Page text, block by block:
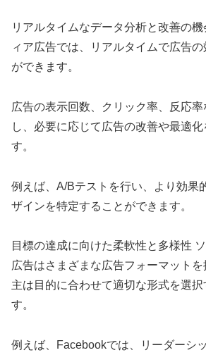
リアルタイムなデータ分析と改善の
ィア広告では、リアルタイムで広告
ができます。
広告の表示回数、クリック率、反応
し、必要に応じて広告の改善や最適
す。
例えば、A/Bテストを行い、より効果
ザインを特定することができます。
目標の達成に向けた柔軟性と多様性
広告はさまざまな広告フォーマット
主は目的に合わせて適切な形式を選択
す。
例えば、Facebookでは、リーダーシ